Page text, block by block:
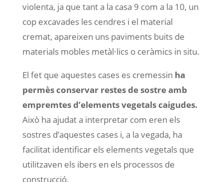
violenta, ja que tant a la casa 9 com a la 10, un
cop excavades les cendres i el material
cremat, apareixen uns paviments buits de
materials mobles metàl·lics o ceràmics in situ.
El fet que aquestes cases es cremessin ha
permès conservar restes de sostre amb
empremtes d’elements vegetals caigudes.
Això ha ajudat a interpretar com eren els
sostres d’aquestes cases i, a la vegada, ha
facilitat identificar els elements vegetals que
utilitzaven els ibers en els processos de
construcció.